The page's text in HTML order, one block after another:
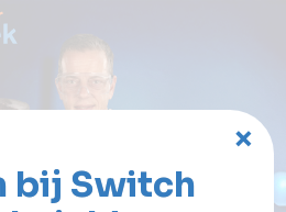
bij Switch
×